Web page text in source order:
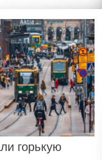
горькую